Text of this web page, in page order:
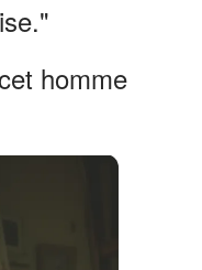
homme